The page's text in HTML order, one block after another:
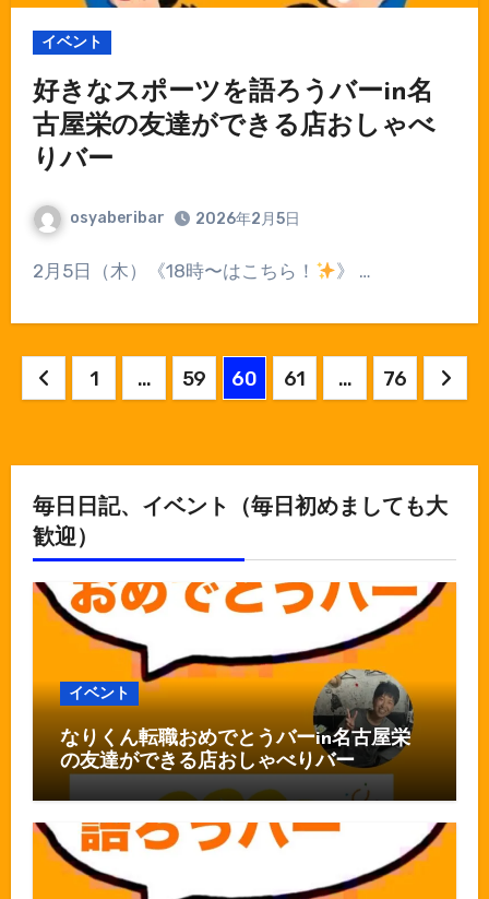
イベント
好きなスポーツを語ろうバーin名
古屋栄の友達ができる店おしゃべ
りバー
osyaberibar 2026年2月5日
2月5日（木）《18時〜はこちら！ 》 …
投
の
ペ
ー
ジ
り
1 … 59 60 61 … 76
毎日日記、イベント（毎日初めましても大
歓迎）
イベント
なりくん転職おめでとうバーin名古屋栄
の友達ができる店おしゃべりバー